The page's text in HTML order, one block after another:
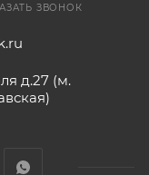
ЗВОНОК
д.27 (м.